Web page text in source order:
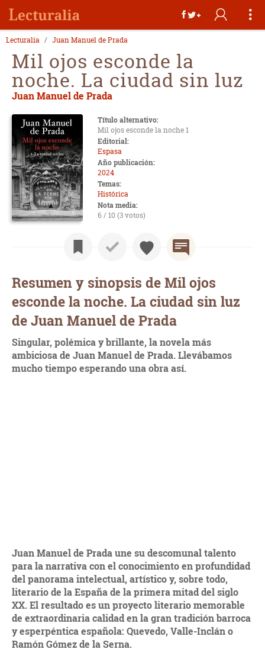
Lecturalia Juan Manuel de Prada
Mil ojos esconde la
noche. La ciudad sin luz
Juan Manuel de Prada
Título alternativo:
Mil ojos esconde la noche 1
Editorial:
Espasa
Año publicación:
2024
Temas:
Histórica
Nota media:
6 / 10 (3 votos)
Resumen y sinopsis de Mil ojos
esconde la noche. La ciudad sin luz
de Juan Manuel de Prada
Singular, polémica y brillante, la novela más
ambiciosa de Juan Manuel de Prada. Llevábamos
mucho tiempo esperando una obra así.
Juan Manuel de Prada une su descomunal talento
para la narrativa con el conocimiento en profundidad
del panorama intelectual, artístico y, sobre todo,
literario de la España de la primera mitad del siglo
XX. El resultado es un proyecto literario memorable
de extraordinaria calidad en la gran tradición barroca
y esperpéntica española: Quevedo, Valle-Inclán o
Ramón Gómez de la Serna.